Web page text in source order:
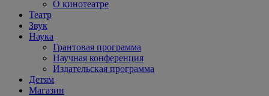
О кинотеатре
Театр
Звук
Наука
Грантовая программа
Научная конференция
Издательская программа
Детям
Магазин